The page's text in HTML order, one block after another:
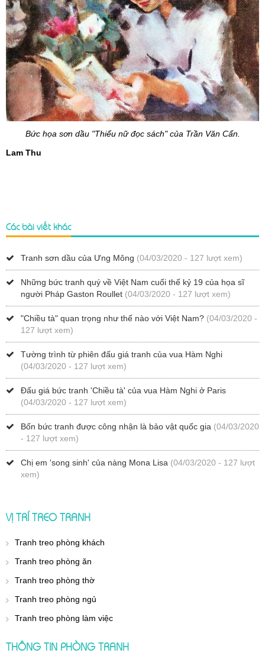
Bức họa sơn dầu "Thiếu nữ đọc sách" của Trần Văn Cẩn.
Lam Thu
Các bài viết khác
Tranh sơn dầu của Ưng Mông (04/03/2020 - 127 lượt xem)
Những bức tranh quý về Việt Nam cuối thế kỷ 19 của họa sĩ
người Pháp Gaston Roullet (04/03/2020 - 127 lượt xem)
"Chiều tà" quan trọng như thế nào với Việt Nam? (04/03/2020 -
127 lượt xem)
Tường trình từ phiên đấu giá tranh của vua Hàm Nghi
(04/03/2020 - 127 lượt xem)
Đấu giá bức tranh 'Chiều tà' của vua Hàm Nghi ở Paris
(04/03/2020 - 127 lượt xem)
Bốn bức tranh được công nhận là bảo vật quốc gia (04/03/2020
- 127 lượt xem)
Chị em 'song sinh' của nàng Mona Lisa (04/03/2020 - 127 lượt
xem)
VỊ TRÍ TREO TRANH
Tranh treo phòng khách
Tranh treo phòng ăn
Tranh treo phòng thờ
Tranh treo phòng ngủ
Tranh treo phòng làm việc
THÔNG TIN PHÒNG TRANH